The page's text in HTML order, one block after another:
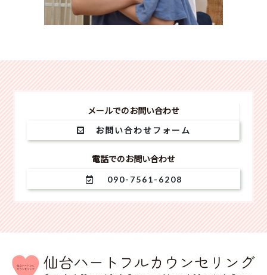
メールでのお問い合わせ
お問い合わせフォーム
電話でのお問い合わせ
090-7561-6208